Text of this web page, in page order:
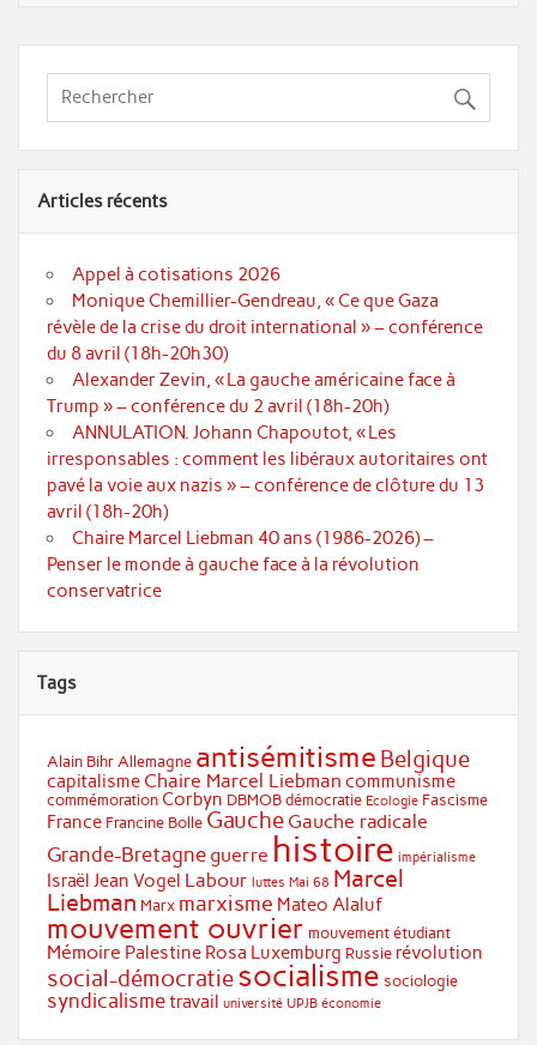
Articles récents
Appel à cotisations 2026
Monique Chemillier-Gendreau, « Ce que Gaza
révèle de la crise du droit international » – conférence
du 8 avril (18h-20h30)
Alexander Zevin, « La gauche américaine face à
Trump » – conférence du 2 avril (18h-20h)
ANNULATION. Johann Chapoutot, « Les
irresponsables : comment les libéraux autoritaires ont
pavé la voie aux nazis » – conférence de clôture du 13
avril (18h-20h)
Chaire Marcel Liebman 40 ans (1986-2026) –
Penser le monde à gauche face à la révolution
conservatrice
Tags
Alain Bihr Allemagne antisémitisme Belgique
capitalisme Chaire Marcel Liebman communisme
commémoration Corbyn DBMOB démocratie Ecologie Fascisme
France Francine Bolle Gauche Gauche radicale
Grande-Bretagne guerre histoire impérialisme
Israël Jean Vogel Labour luttes Mai 68 Marcel
Liebman Marx marxisme Mateo Alaluf
mouvement ouvrier mouvement étudiant
Mémoire Palestine Rosa Luxemburg Russie révolution
social-démocratiesocialisme sociologie
syndicalismetravail université UPJB économie